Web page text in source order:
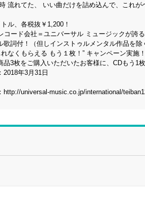
流れてた、 いい曲だけを詰め込んで、これが
ル、各税抜￥1,200！
ード会社＝ユニバーサル ミュージックが誇
詞付！（但しインストゥルメンタル作品を除
なくもらえる もう１枚！” キャンペーン実施！
3枚をご購入いただいたお客様に、CDもう1
年3月31日
http://universal-music.co.jp/international/